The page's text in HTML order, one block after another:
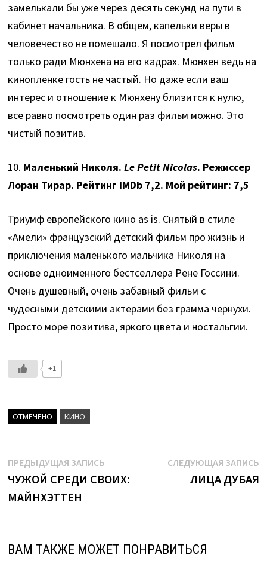
замелькали бы уже через десять секунд на пути в
кабинет начальника. В общем, капельки веры в
человечество не помешало. Я посмотрел фильм
только ради Мюнхена на его кадрах. Мюнхен ведь на
кинопленке гость не частый. Но даже если ваш
интерес и отношение к Мюнхену близится к нулю,
все равно посмотреть один раз фильм можно. Это
чистый позитив.
10. Маленький Николя.Le Petit Nicolas. Режиссер
Лоран Тирар. Рейтинг IMDb 7,2. Мой рейтинг: 7,5
Триумф европейского кино as is. Снятый в стиле
«Амели» французский детский фильм про жизнь и
приключения маленького мальчика Николя на
основе одноименного бестселлера Рене Госсини.
Очень душевный, очень забавный фильм с
чудесными детскими актерами без грамма чернухи.
Просто море позитива, яркого цвета и ностальгии.
+1
ОТМЕЧЕНО КИНО
Навигация
по
ПРЕДЫДУЩАЯ ЗАПИСЬ
запись:
ЧУЖОЙ СРЕДИ СВОИХ:
МАЙНХЭТТЕН
СЛЕДУЮЩАЯ ЗАПИСЬ
ЛИЦА ДУБАЯ
ВАМ ТАКЖЕ МОЖЕТ ПОНРАВИТЬСЯ